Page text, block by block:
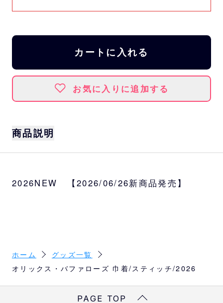
カートに入れる
お気に入りに追加する
商品説明
レクショングッズが初登場！
約W20×H25cm
素材
ポリエステル
2026NEW 【2026/06/26新商品発売】
ホーム
グッズ一覧
オリックス・バファローズ 巾着/スティッチ/2026
PAGE TOP